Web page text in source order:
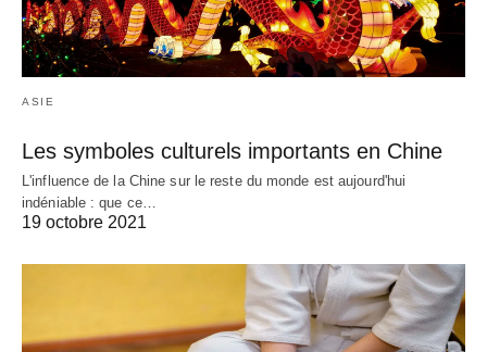
ASIE
Les symboles culturels importants en Chine
L'influence de la Chine sur le reste du monde est aujourd'hui
indéniable : que ce…
19 octobre 2021